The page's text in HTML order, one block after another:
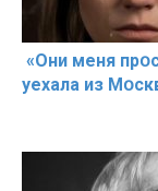
«Они меня
уехала из